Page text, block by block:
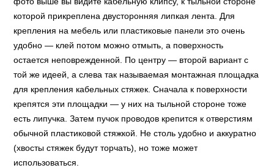
которой прикреплена двусторонняя липкая лента. Для
крепления на мебель или пластиковые панели это очень
удобно — клей потом можно отмыть, а поверхность
остается неповрежденной. По центру — второй вариант с
той же идеей, а слева так называемая монтажная площадка
для крепления кабельных стяжек. Сначала к поверхности
крепятся эти площадки — у них на тыльной стороне тоже
есть липучка. Затем пучок проводов крепится к отверстиям
обычной пластиковой стяжкой. Не столь удобно и аккуратно
(хвосты стяжек будут торчать), но тоже может
использоваться.